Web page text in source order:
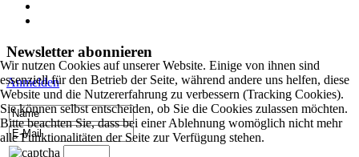
Newsletter abonnieren
Anmelden
Wir nutzen Cookies auf unserer Website. Einige von ihnen sind
essenziell für den Betrieb der Seite, während andere uns helfen, diese
Website und die Nutzererfahrung zu verbessern (Tracking Cookies).
Sie können selbst entscheiden, ob Sie die Cookies zulassen möchten.
Bitte beachten Sie, dass bei einer Ablehnung womöglich nicht mehr
alle Funktionalitäten der Seite zur Verfügung stehen.